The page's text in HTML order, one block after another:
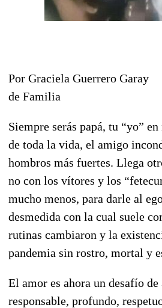
Por Graciela Guerrero
de Familia
Siempre serás papá, tu “yo”
de toda la vida, el amigo
hombros más fuertes. Llega
no con los vítores y los
mucho menos, para darle al
desmedida con la cual suele
rutinas cambiaron y la
pandemia sin rostro, mortal y
El amor es ahora un desafío de
responsable, profundo,